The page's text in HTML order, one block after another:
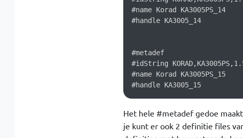
#name Korad KA3005PS_14
#handle KA3005_14
#metadef
#idString
#name Korad KA3005PS_15
#handle KA3005_15
Het hele #metadef gedoe
je kunt er ook 2 definitie files